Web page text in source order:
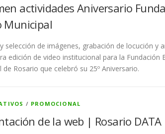
actividades Aniversario
Municipal
selección de imágenes, grabación de locución y
edición de video institucional para la Fundación
de Rosario que celebró su 25º Aniversario.
/ PROMOCIONAL
de la web | Rosario DATA